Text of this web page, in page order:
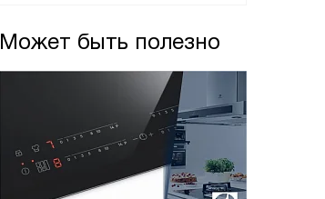
Может быть полезно